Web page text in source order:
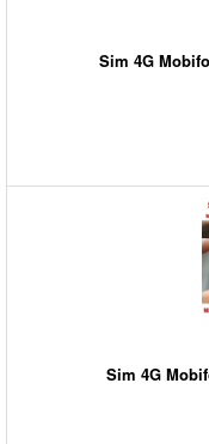
Sim 4G
Sim 4G